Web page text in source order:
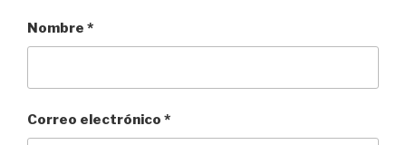
Nombre *
Correo electrónico *